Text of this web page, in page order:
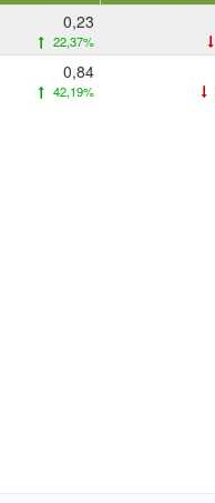
0,23
22,37%
0,84
42,19%